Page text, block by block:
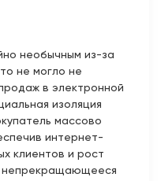
необычным из-за
не могло не
в электронной
изоляция
массово
интернет-
клиентов и рост
непрекращающееся